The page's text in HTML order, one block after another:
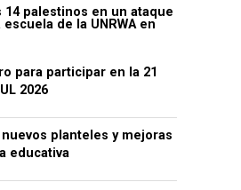
14 palestinos en un ataque
de la UNRWA en
para participar en la 21
2026
planteles y mejoras
educativa